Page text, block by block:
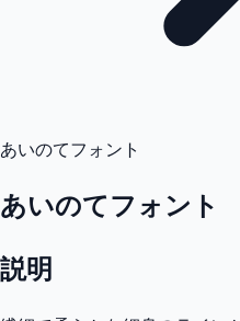
あいのてフォント
あいのてフォント
説明